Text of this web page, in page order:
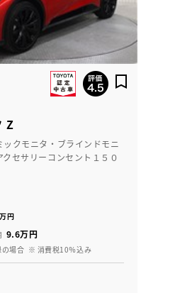
Z
クモニタ・ブラインドモニ
セサリーコンセント１５０
万円
9.6万円
場合 ※ 消費税10％込み